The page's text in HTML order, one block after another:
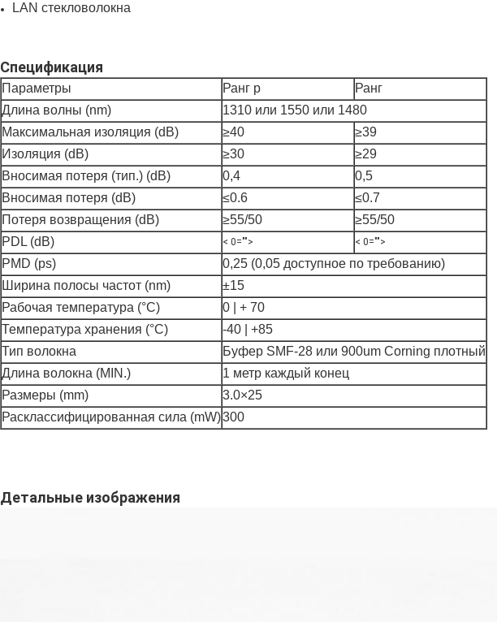
LAN стекловолокна
Спецификация
Параметры Ранг p
Ранг
Длина волны (nm)
1310 или 1550 или 1480
Максимальная изоляция (dB)
≥40
≥39
Изоляция (dB)
≥30
≥29
Вносимая потеря (тип.) (dB)
0,4
0,5
Вносимая потеря (dB)
≤0.6
≤0.7
Потеря возвращения (dB)
≥55/50
≥55/50
PDL (dB)
< 0=""> < 0="">
PMD (ps)
0,25 (0,05 доступное по требованию)
Ширина полосы частот (nm)
±15
Рабочая температура (°C)
0 | + 70
Температура хранения (°C)
-40 | +85
Тип волокна
Буфер SMF-28 или 900um Corning плотный
Длина волокна (MIN.)
1 метр каждый конец
Размеры (mm)
3.0×25
Расклассифицированная сила (mW)300
Детальные изображения